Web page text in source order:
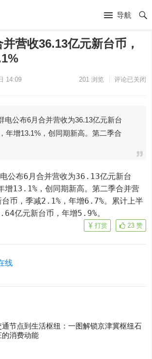
导航
营收36.13亿元新台币，
14:09 201浏览 评论已关闭
电公布6月合并营收为36.13亿元新台
年增13.1%，创同期新高。第二季合
增13.1%，创同期新高。第二季合并营
币，季减2.1%，年增6.7%。累计上半
亿元新台币，年增5.9%。
23 赞
打赏
线
通节点到生活枢纽：一图解锁京津冀枢纽石
的消费动能